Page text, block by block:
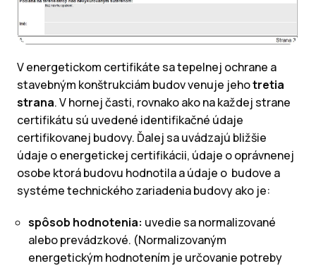
V energetickom certifikáte sa tepelnej ochrane a
stavebným konštrukciám budov venuje jehotretia
strana. V hornej časti, rovnako ako na každej strane
certifikátu sú uvedené identifikačné údaje
certifikovanej budovy. Ďalej sa uvádzajú bližšie
údaje o energetickej certifikácii, údaje o oprávnenej
osobe ktorá budovu hodnotila a údaje o budove a
systéme technického zariadenia budovy ako je:
spôsob hodnotenia: uvedie sa normalizované
alebo prevádzkové. (Normalizovaným
energetickým hodnotením je určovanie potreby